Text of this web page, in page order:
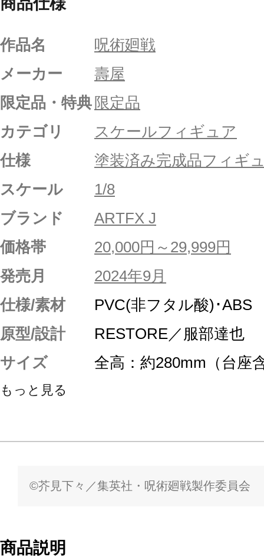
作品名
呪術廻戦
メーカー
壽屋
限定品・特典 限定品
カテゴリ
スケールフィギュア
仕様
塗装済み完成品フィギ
スケール
1/8
ブランド
ARTFX J
価格帯
20,000円～29,999円
発売月
2024年9月
仕様/素材
PVC(非フタル酸)･ABS
原型/設計
RESTORE／服部達也
サイズ
全高：約280mm（台座
もっと見る
©芥見下々／集英社・呪術廻戦製作委員会
商品説明